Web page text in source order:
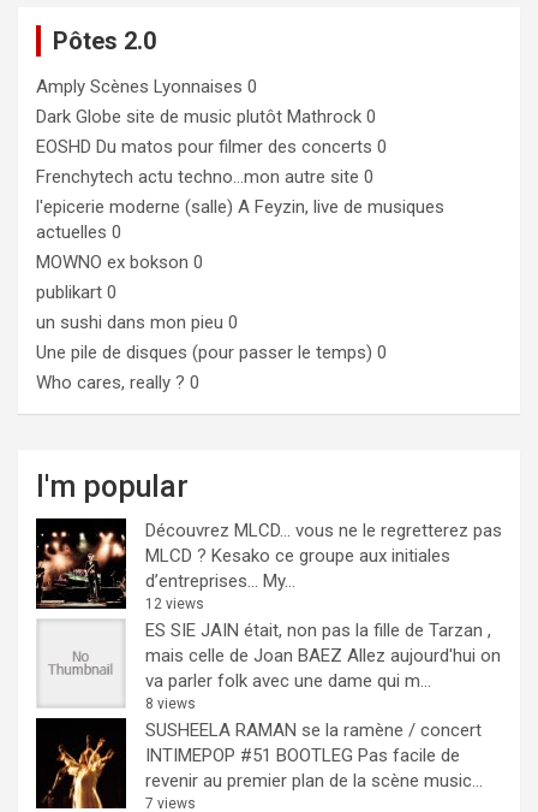
Pôtes 2.0
Amply Scènes Lyonnaises 0
Dark Globe site de music plutôt Mathrock 0
EOSHD Du matos pour filmer des concerts 0
Frenchytech actu techno…mon autre site 0
l'epicerie moderne (salle) A Feyzin, live de musiques
actuelles 0
MOWNO ex bokson 0
publikart 0
un sushi dans mon pieu 0
Une pile de disques (pour passer le temps) 0
Who cares, really ? 0
I'm popular
Découvrez MLCD… vous ne le regretterez pas
MLCD ? Kesako ce groupe aux initiales
d’entreprises… My...
12 views
ES SIE JAIN était, non pas la fille de Tarzan ,
mais celle de Joan BAEZ Allez aujourd'hui on
va parler folk avec une dame qui m...
8 views
SUSHEELA RAMAN se la ramène / concert
INTIMEPOP #51 BOOTLEG Pas facile de
revenir au premier plan de la scène music...
7 views